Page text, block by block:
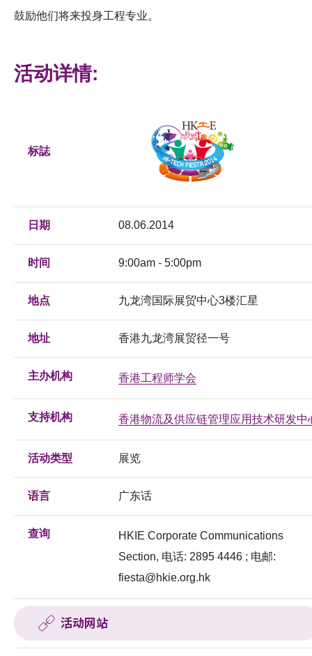
鼓励他们将来投身工程专业。
活动详情:
标誌
日期 08.06.2014
时间 9:00am - 5:00pm
地点 九龙湾国际展贸中心3楼汇星
地址 香港九龙湾展贸径一号
主办机构 香港工程师学会
支持机构 香港物流及供应链管理应用技术研发中
活动类型 展览
语言 广东话
查询
HKIE Corporate Communications
Section, 电话: 2895 4446 ; 电邮:
fiesta@hkie.org.hk
活动网站